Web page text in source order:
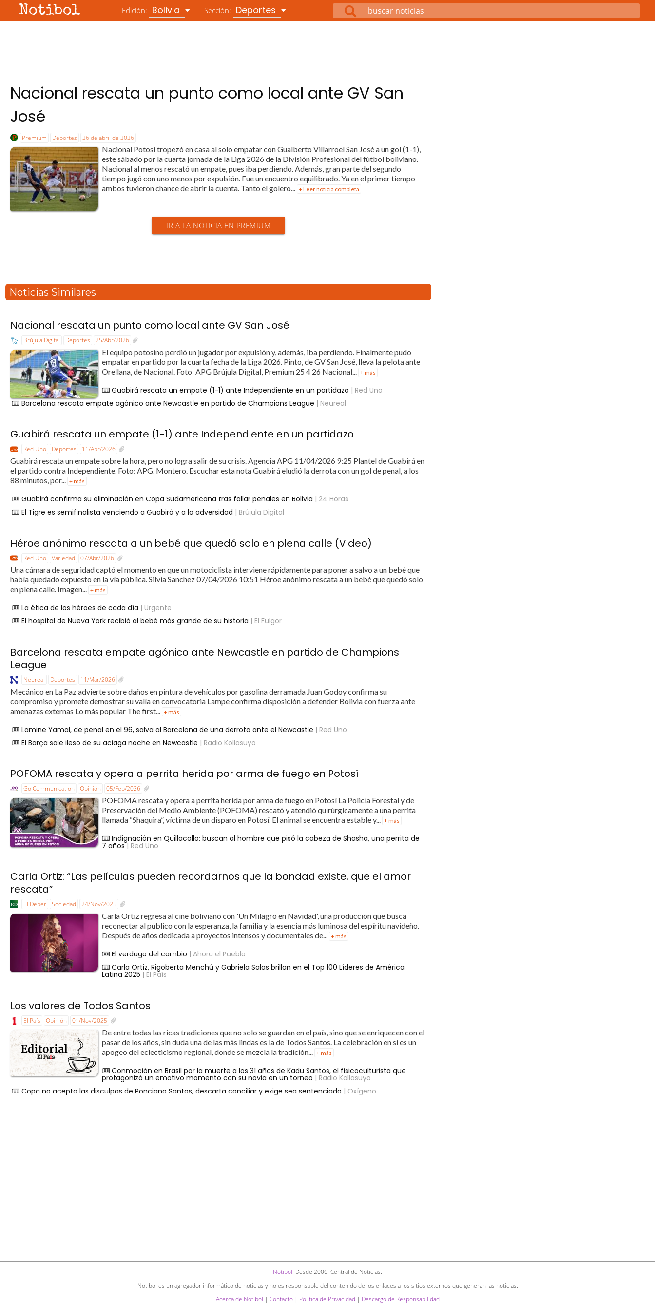
Notibol Edición: Bolivia Sección: Deportes
Nacional rescata un punto como local ante GV San
José
Premium Deportes 26 de abril de 2026
Nacional Potosí tropezó en casa al solo empatar con Gualberto Villarroel San José a un gol (1-1),
este sábado por la cuarta jornada de la Liga 2026 de la División Profesional del fútbol boliviano.
Nacional al menos rescató un empate, pues iba perdiendo. Además, gran parte del segundo
tiempo jugó con uno menos por expulsión. Fue un encuentro equilibrado. Ya en el primer tiempo
ambos tuvieron chance de abrir la cuenta. Tanto el golero... + Leer noticia completa
IR A LA NOTICIA EN PREMIUM
Noticias Similares
Nacional rescata un punto como local ante GV San José
Brújula Digital Deportes 25/Abr/2026
El equipo potosino perdió un jugador por expulsión y, además, iba perdiendo. Finalmente pudo
empatar en partido por la cuarta fecha de la Liga 2026. Pinto, de GV San José, lleva la pelota ante
Orellana, de Nacional. Foto: APG Brújula Digital, Premium 25 4 26 Nacional...
+ más
Guabirá rescata un empate (1-1) ante Independiente en un partidazo | Red Uno
Barcelona rescata empate agónico ante Newcastle en partido de Champions League | Neureal
Guabirá rescata un empate (1-1) ante Independiente en un partidazo
Red Uno Deportes 11/Abr/2026
Guabirá rescata un empate sobre la hora, pero no logra salir de su crisis. Agencia APG 11/04/2026 9:25 Plantel de Guabirá en
el partido contra Independiente. Foto: APG. Montero. Escuchar esta nota Guabirá eludió la derrota con un gol de penal, a los
88 minutos, por... + más
Guabirá confirma su eliminación en Copa Sudamericana tras fallar penales en Bolivia | 24 Horas
El Tigre es semifinalista venciendo a Guabirá y a la adversidad | Brújula Digital
Héroe anónimo rescata a un bebé que quedó solo en plena calle (Video)
Red Uno Variedad 07/Abr/2026
Una cámara de seguridad captó el momento en que un motociclista interviene rápidamente para poner a salvo a un bebé que
había quedado expuesto en la vía pública. Silvia Sanchez 07/04/2026 10:51 Héroe anónimo rescata a un bebé que quedó solo
en plena calle. Imagen... + más
La ética de los héroes de cada día | Urgente
El hospital de Nueva York recibió al bebé más grande de su historia | El Fulgor
Barcelona rescata empate agónico ante Newcastle en partido de Champions
League
Neureal Deportes 11/Mar/2026
Mecánico en La Paz advierte sobre daños en pintura de vehículos por gasolina derramada Juan Godoy confirma su
compromiso y promete demostrar su valía en convocatoria Lampe confirma disposición a defender Bolivia con fuerza ante
amenazas externas Lo más popular The first...
+ más
Lamine Yamal, de penal en el 96, salva al Barcelona de una derrota ante el Newcastle | Red Uno
El Barça sale ileso de su aciaga noche en Newcastle | Radio Kollasuyo
POFOMA rescata y opera a perrita herida por arma de fuego en Potosí
Go Communication Opinión 05/Feb/2026
POFOMA rescata y opera a perrita herida por arma de fuego en Potosí La Policía Forestal y de
Preservación del Medio Ambiente (POFOMA) rescató y atendió quirúrgicamente a una perrita
llamada “Shaquira”, víctima de un disparo en Potosí. El animal se encuentra estable y... + más
Indignación en Quillacollo: buscan al hombre que pisó la cabeza de Shasha, una perrita de
7 años| Red Uno
Carla Ortiz: “Las películas pueden recordarnos que la bondad existe, que el amor
rescata”
El Deber Sociedad 24/Nov/2025
Carla Ortiz regresa al cine boliviano con 'Un Milagro en Navidad', una producción que busca
reconectar al público con la esperanza, la familia y la esencia más luminosa del espíritu navideño.
Después de años dedicada a proyectos intensos y documentales de... + más
El verdugo del cambio | Ahora el Pueblo
Carla Ortiz, Rigoberta Menchú y Gabriela Salas brillan en el Top 100 Líderes de América
Latina 2025 | El País
Los valores de Todos Santos
El País Opinión 01/Nov/2025
De entre todas las ricas tradiciones que no solo se guardan en el país, sino que se enriquecen con el
pasar de los años, sin duda una de las más lindas es la de Todos Santos. La celebración en sí es un
apogeo del eclecticismo regional, donde se mezcla la tradición...
+ más
Conmoción en Brasil por la muerte a los 31 años de Kadu Santos, el fisicoculturista que
protagonizó un emotivo momento con su novia en un torneo | Radio Kollasuyo
Copa no acepta las disculpas de Ponciano Santos, descarta conciliar y exige sea sentenciado | Oxígeno
Notibol. Desde 2006. Central de Noticias.
Notibol es un agregador informático de noticias y no es responsable del contenido de los enlaces a los sitios externos que generan las noticias.
Acerca de Notibol | Contacto| Política de Privacidad | Descargo de Responsabilidad